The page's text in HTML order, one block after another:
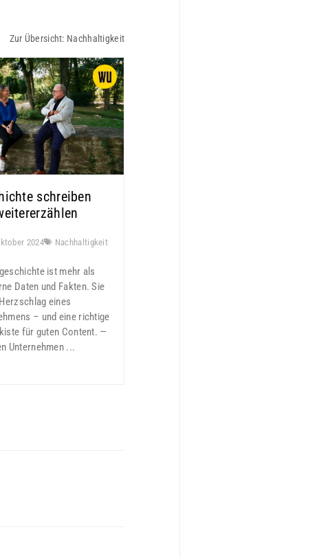
Zur Übersicht: Nachhaltigkeit
schreiben
2024 Nachhaltigkeit
ist mehr als
Daten und Fakten. Sie
eines
– und eine richtige
für guten Content. —
Unternehmen ...